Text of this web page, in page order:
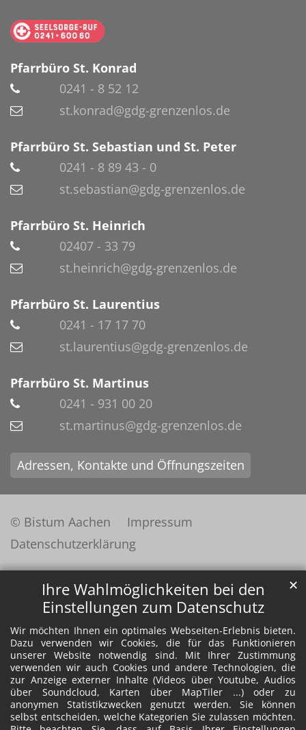
Ihre Wahlmöglichkeiten bei den
Einstellungen zum Datenschutz
Wir möchten Ihnen ein optimales Webseiten-Erlebnis bieten.
Dazu verwenden wir Cookies, die für das Funktionieren
unserer Website notwendig sind. Mit Ihrer Zustimmung
verwenden wir auch Cookies und andere Technologien, die
zur Anzeige externer Inhalte (Videos über Youtube, Audios
über Soundcloud, Karten über MapTiler ...) oder zu
anonymen Statistikzwecken genutzt werden. Sie können
selbst entscheiden, welche Kategorien Sie zulassen möchten.
✕
Pfarrbüro St. Konrad
0241 - 8 52 12
st.konrad@gdg-grenzenlos.de
Pfarrbüro St. Sebastian und St. Peter
0241 - 8 89 43 - 0
st.sebastian@gdg-grenzenlos.de
Pfarrbüro St. Heinrich
02407 - 33 79
st.heinrich@gdg-grenzenlos.de
Pfarrbüro St. Laurentius
0241 - 17 17 70
st.laurentius@gdg-grenzenlos.de
Pfarrbüro St. Martinus
0241 - 931 00 20
st.martinus@gdg-grenzenlos.de
Adressen, Kontakte und Öffnungszeiten
© Bistum Aachen
Impressum
Datenschutzerklärung